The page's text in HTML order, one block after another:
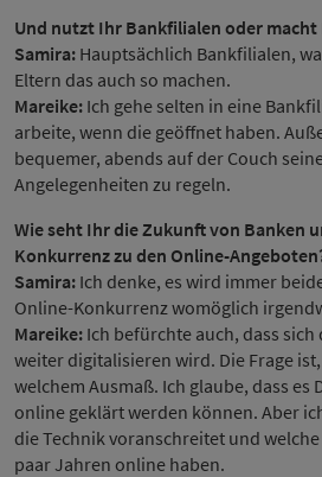
Und nutzt Ihr Bankfilialen oder macht
Samira: Hauptsächlich Bankfilialen,
Eltern das auch so machen.
Mareike: Ich gehe selten in eine
arbeite, wenn die geöffnet haben.
bequemer, abends auf der Couch
Angelegenheiten zu regeln.
Wie seht Ihr die Zukunft von Banken
Konkurrenz zu den Online-
Samira: Ich denke, es wird immer
Online-Konkurrenz womöglich
Mareike: Ich befürchte auch, dass sich
weiter digitalisieren wird. Die Frage
welchem Ausmaß. Ich glaube, dass es
online geklärt werden können. Aber
die Technik voranschreitet und
paar Jahren online haben.